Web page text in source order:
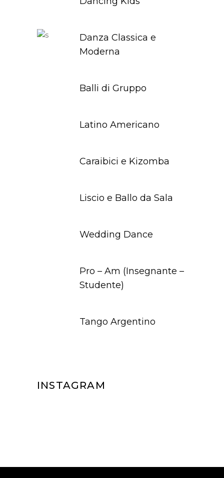
Danza Classica e
Moderna
Balli di Gruppo
Latino Americano
Caraibici e Kizomba
Liscio e Ballo da Sala
Wedding Dance
Pro – Am (Insegnante –
Studente)
Tango Argentino
INSTAGRAM